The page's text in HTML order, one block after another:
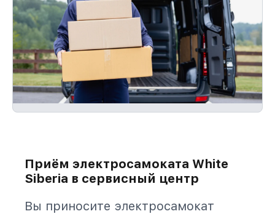
Приём электросамоката White
Siberia в сервисный центр
Вы приносите электросамокат